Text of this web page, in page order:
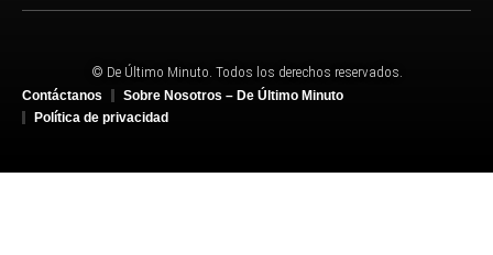
© De Último Minuto. Todos los derechos reservados.
Contáctanos
Sobre Nosotros – De Último Minuto
Política de privacidad